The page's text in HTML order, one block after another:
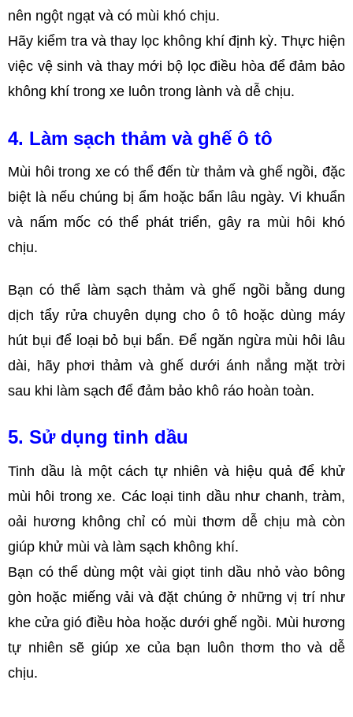
nên ngột ngạt và có mùi khó chịu.
Hãy kiểm tra và thay lọc không khí định kỳ. Thực hiện
việc vệ sinh và thay mới bộ lọc điều hòa để đảm bảo
không khí trong xe luôn trong lành và dễ chịu.
4. Làm sạch thảm và ghế ô tô
Mùi hôi trong xe có thể đến từ thảm và ghế ngồi, đặc
biệt là nếu chúng bị ẩm hoặc bẩn lâu ngày. Vi khuẩn
và nấm mốc có thể phát triển, gây ra mùi hôi khó
chịu.
Bạn có thể làm sạch thảm và ghế ngồi bằng dung
dịch tẩy rửa chuyên dụng cho ô tô hoặc dùng máy
hút bụi để loại bỏ bụi bẩn. Để ngăn ngừa mùi hôi lâu
dài, hãy phơi thảm và ghế dưới ánh nắng mặt trời
sau khi làm sạch để đảm bảo khô ráo hoàn toàn.
5. Sử dụng tinh dầu
Tinh dầu là một cách tự nhiên và hiệu quả để khử
mùi hôi trong xe. Các loại tinh dầu như chanh, tràm,
oải hương không chỉ có mùi thơm dễ chịu mà còn
giúp khử mùi và làm sạch không khí.
Bạn có thể dùng một vài giọt tinh dầu nhỏ vào bông
gòn hoặc miếng vải và đặt chúng ở những vị trí như
khe cửa gió điều hòa hoặc dưới ghế ngồi. Mùi hương
tự nhiên sẽ giúp xe của bạn luôn thơm tho và dễ
chịu.